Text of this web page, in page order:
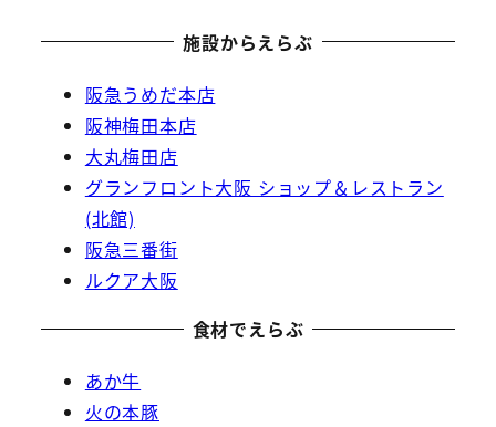
施設からえらぶ
阪急うめだ本店
阪神梅田本店
大丸梅田店
グランフロント大阪 ショップ＆レストラン
(北館)
阪急三番街
ルクア大阪
食材でえらぶ
あか牛
火の本豚